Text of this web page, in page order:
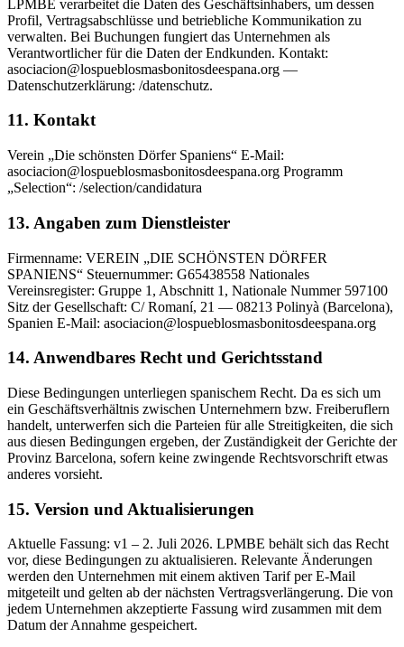
LPMBE verarbeitet die Daten des Geschäftsinhabers, um dessen
Profil, Vertragsabschlüsse und betriebliche Kommunikation zu
verwalten. Bei Buchungen fungiert das Unternehmen als
Verantwortlicher für die Daten der Endkunden. Kontakt:
asociacion@lospueblosmasbonitosdeespana.org —
Datenschutzerklärung: /datenschutz.
11. Kontakt
Verein „Die schönsten Dörfer Spaniens“ E-Mail:
asociacion@lospueblosmasbonitosdeespana.org Programm
„Selection“: /selection/candidatura
13. Angaben zum Dienstleister
Firmenname: VEREIN „DIE SCHÖNSTEN DÖRFER
SPANIENS“ Steuernummer: G65438558 Nationales
Vereinsregister: Gruppe 1, Abschnitt 1, Nationale Nummer 597100
Sitz der Gesellschaft: C/ Romaní, 21 — 08213 Polinyà (Barcelona),
Spanien E-Mail: asociacion@lospueblosmasbonitosdeespana.org
14. Anwendbares Recht und Gerichtsstand
Diese Bedingungen unterliegen spanischem Recht. Da es sich um
ein Geschäftsverhältnis zwischen Unternehmern bzw. Freiberuflern
handelt, unterwerfen sich die Parteien für alle Streitigkeiten, die sich
aus diesen Bedingungen ergeben, der Zuständigkeit der Gerichte der
Provinz Barcelona, sofern keine zwingende Rechtsvorschrift etwas
anderes vorsieht.
15. Version und Aktualisierungen
Aktuelle Fassung: v1 – 2. Juli 2026. LPMBE behält sich das Recht
vor, diese Bedingungen zu aktualisieren. Relevante Änderungen
werden den Unternehmen mit einem aktiven Tarif per E-Mail
mitgeteilt und gelten ab der nächsten Vertragsverlängerung. Die von
jedem Unternehmen akzeptierte Fassung wird zusammen mit dem
Datum der Annahme gespeichert.